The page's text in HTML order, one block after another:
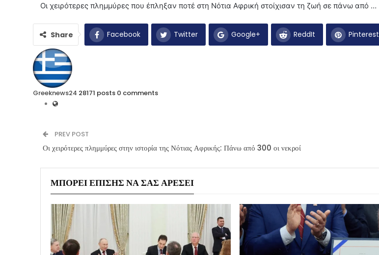
Οι χειρότερες πλημμύρες που έπληξαν ποτέ στη Νότια Αφρική στοίχισαν τη ζωή σε πάνω από …
Share Facebook Twitter Google+ ReddIt Pinterest
Greeknews24 28171 posts 0 comments
PREV POST
Οι χειρότερες πλημμύρες στην ιστορία της Νότιας Αφρικής: Πάνω από 300 οι νεκροί
ΜΠΟΡΕΊ ΕΠΊΣΗΣ ΝΑ ΣΑΣ ΑΡΈΣΕΙ